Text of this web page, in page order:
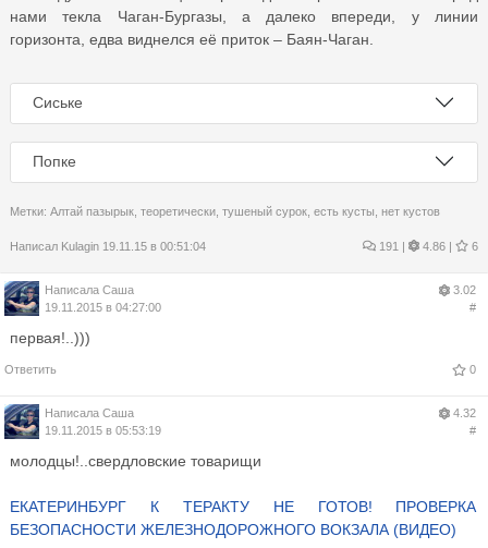
нами текла Чаган-Бургазы, а далеко впереди, у линии
горизонта, едва виднелся её приток – Баян-Чаган.
Сиське
Попке
Метки: Алтай пазырык теоретически тушеный сурок есть кусты нет кустов
Написал Kulagin 19.11.15 в 00:51:04 191 | 4.86 | 6
Написала Саша
19.11.2015 в 04:27:00
3.02
#
первая!..)))
Ответить 0
Написала Саша
19.11.2015 в 05:53:19
4.32
#
молодцы!..свердловские товарищи
ЕКАТЕРИНБУРГ К ТЕРАКТУ НЕ ГОТОВ! ПРОВЕРКА
БЕЗОПАСНОСТИ ЖЕЛЕЗНОДОРОЖНОГО ВОКЗАЛА (ВИДЕО)